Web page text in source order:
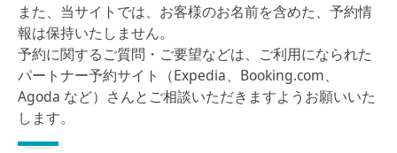
また、当サイトでは、お客様のお名前を含めた、予約情
報は保持いたしません。
予約に関するご質問・ご要望などは、ご利用になられた
パートナー予約サイト（Expedia、Booking.com、
Agoda など）さんとご相談いただきますようお願いいた
します。